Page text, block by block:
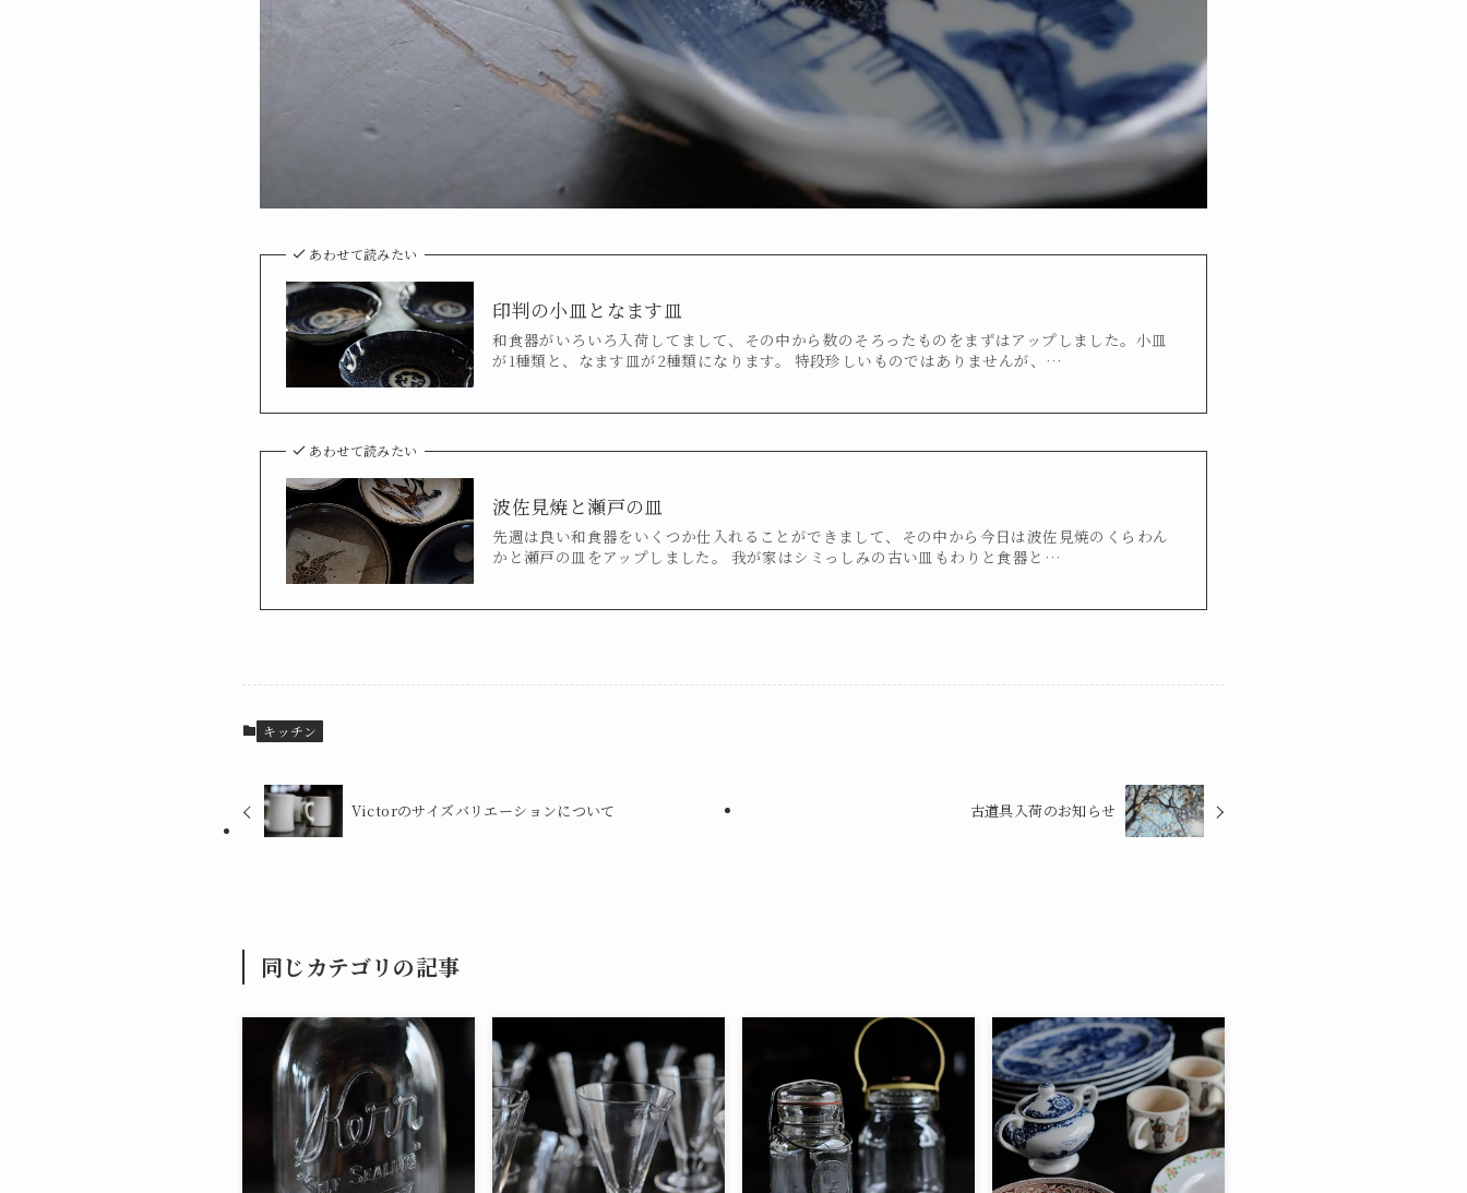
あわせて読みたい
印判の小皿となます皿
和食器がいろいろ入荷してまして、その中から数のそろったものをまずはアップしました。小皿
が1種類と、なます皿が2種類になります。 特段珍しいものではありませんが、…
あわせて読みたい
波佐見焼と瀬戸の皿
先週は良い和食器をいくつか仕入れることができまして、その中から今日は波佐見焼のくらわん
かと瀬戸の皿をアップしました。 我が家はシミっしみの古い皿もわりと食器と…
キッチン
Victorのサイズバリエーションについて 古道具入荷のお知らせ
同じカテゴリの記事